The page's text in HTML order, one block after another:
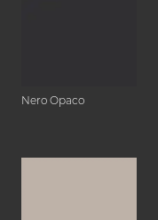
Nero Opaco